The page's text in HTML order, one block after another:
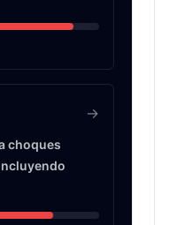
choques
->